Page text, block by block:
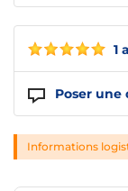
1
Poser une
Informations